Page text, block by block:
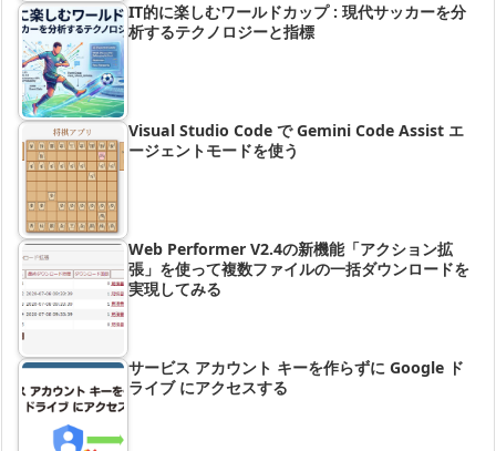
IT的に楽しむワールドカップ : 現代サッカーを分
析するテクノロジーと指標
Visual Studio Code で Gemini Code Assist エ
ージェントモードを使う
Web Performer V2.4の新機能「アクション拡
張」を使って複数ファイルの一括ダウンロードを
実現してみる
サービス アカウント キーを作らずに Google ド
ライブ にアクセスする